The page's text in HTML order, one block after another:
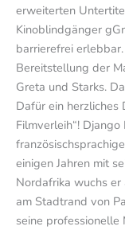
erweiterten
Kinoblindgänger
barrierefrei
Bereitstellung der
Greta und Starks.
Dafür ein herzliches
Filmverleih“!
einigen Jahren mit
Nordafrika wuchs
am Stadtrand von
seine professionelle